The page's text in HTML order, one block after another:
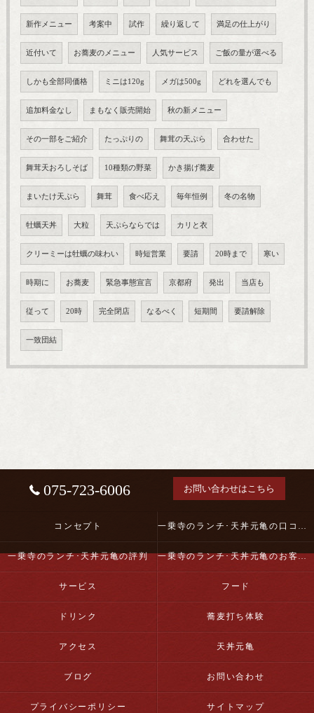
新作メニュー 考案中 試作 繰り返して 満足の仕上がり
近付いて お蕎麦のメニュー 人気サービス ご飯の量が選べる
しかも全部同価格 ミニは120g メガは500g どれを選んでも
追加料金なし まもなく販売開始 秋の新メニュー
その一部をご紹介 たっぷりの 舞茸の天ぷら 合わせた
舞茸天おろしそば 10種類の野菜 かき揚げ蕎麦
まいたけ天ぷら 舞茸 食べ応え 毎年恒例 冬の名物
牡蠣天丼 大粒 天ぷらならでは カリと衣
クリーミーは牡蠣の味わい 時短営業 要請 20時まで 寒い
時期に お蕎麦 緊急事態宣言 京都府 発出 当店も
従って 20時 完全閉店 なるべく 短期間 要請解除
一致団結
075-723-6006 お問い合わせはこちら
コンセプト 一乗寺のランチ･天丼元亀の口コミ情報
一乗寺のランチ･天丼元亀の評判 一乗寺のランチ･天丼元亀のお客様の声
サービス フード
ドリンク 蕎麦打ち体験
アクセス 天丼元亀
ブログ お問い合わせ
プライバシーポリシー サイトマップ